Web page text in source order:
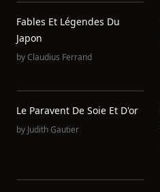
Fables Et Légendes Du
Japon
byClaudius Ferrand
Le Paravent De Soie Et D'or
by Judith Gautier